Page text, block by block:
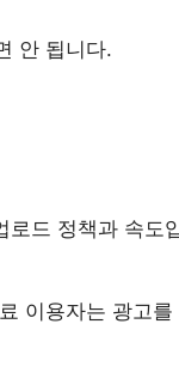
안 됩니다.
드 정책과 속
이용자는 광고